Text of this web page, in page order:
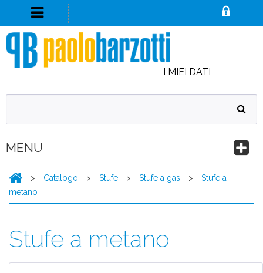
I MIEI DATI
MENU
> Catalogo > Stufe > Stufe a gas >
Stufe a
metano
Stufe a metano